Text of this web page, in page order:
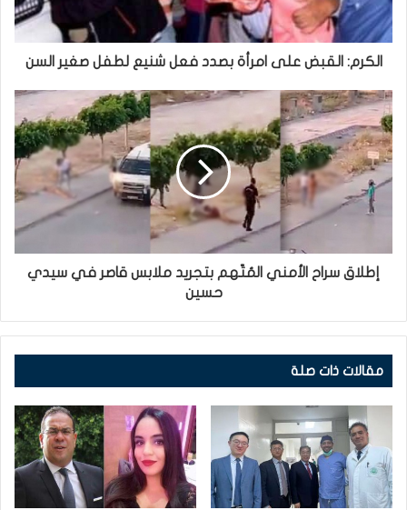
الكرم: القبض على امرأة بصدد فعل شنيع لطفل صغير السن
إطلاق سراح الأمني المُتّهم بتجريد ملابس قاصر في سيدي
حسين
مقالات ذات صلة